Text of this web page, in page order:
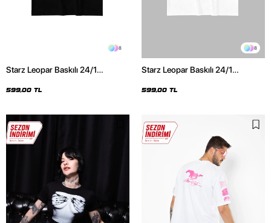
8
Starz Leopar Baskılı 24/1
599,00 TL
8
Starz Leopar Baskılı 24/1
599,00 TL